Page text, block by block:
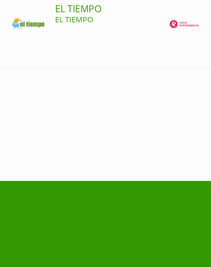
EL TIEMPO
EL TIEMPO